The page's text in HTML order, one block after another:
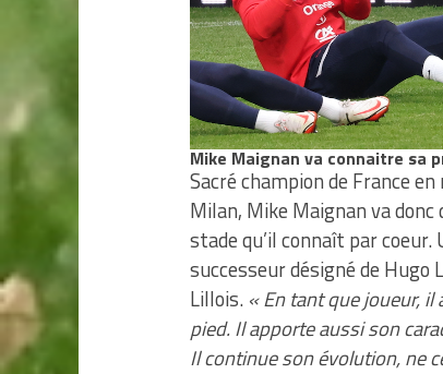
Mike Maignan va connaitre sa
Sacré champion de France
Milan, Mike Maignan va
stade qu’il connaît par
successeur désigné de Hugo
Lillois. « En tant que joueur,
pied. Il apporte aussi son
Il continue son évolution, ne